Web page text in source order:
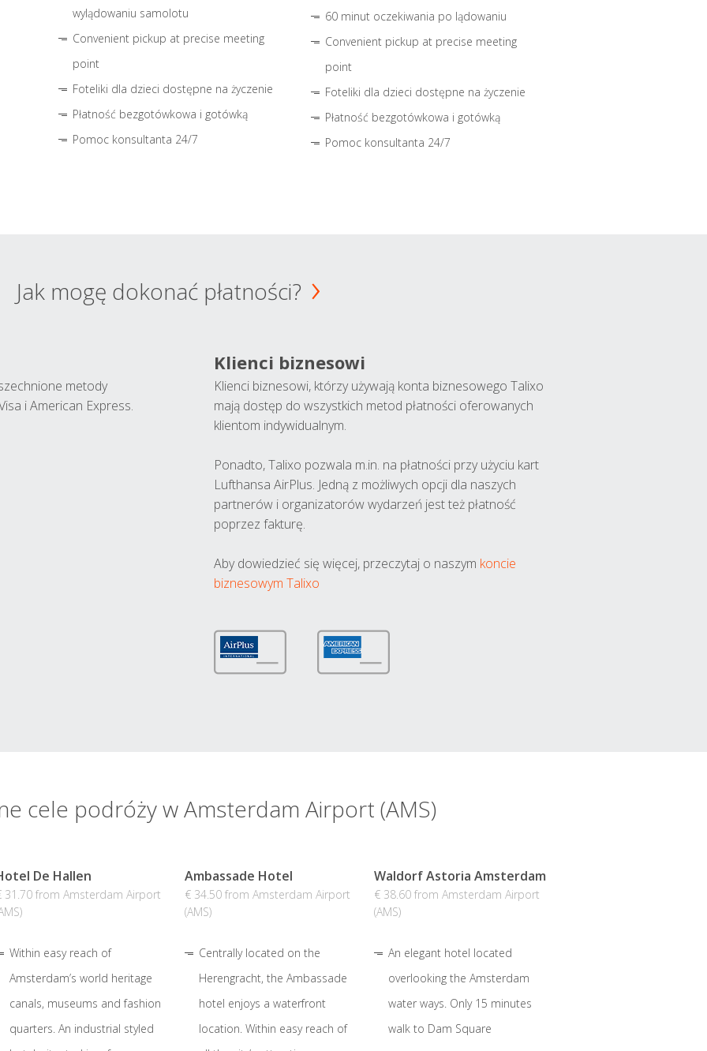
wylądowaniu samolotu
Convenient pickup at precise meeting
point
Foteliki dla dzieci dostępne na życzenie
Płatność bezgotówkowa i gotówką
Pomoc konsultanta 24/7
60 minut oczekiwania po lądowaniu
Convenient pickup at precise meeting
point
Foteliki dla dzieci dostępne na życzenie
Płatność bezgotówkowa i gotówką
Pomoc konsultanta 24/7
Jak mogę dokonać płatności?
metody
i American Express.
Klienci biznesowi
Klienci biznesowi, którzy używają konta biznesowego Talixo
mają dostęp do wszystkich metod płatności oferowanych
klientom indywidualnym.
Ponadto, Talixo pozwala m.in. na płatności przy użyciu kart
Lufthansa AirPlus. Jedną z możliwych opcji dla naszych
partnerów i organizatorów wydarzeń jest też płatność
poprzez fakturę.
Aby dowiedzieć się więcej, przeczytaj o naszym koncie
biznesowym Talixo
cele podróży w Amsterdam Airport (AMS)
De Hallen
31.70 from Amsterdam Airport
Within easy reach of
Amsterdam’s world heritage
canals, museums and fashion
quarters. An industrial styled
Ambassade Hotel
€ 34.50 from Amsterdam Airport
(AMS)
Centrally located on the
Herengracht, the Ambassade
hotel enjoys a waterfront
location. Within easy reach of
Waldorf Astoria Amsterdam
€ 38.60 from Amsterdam Airport
(AMS)
An elegant hotel located
overlooking the Amsterdam
water ways. Only 15 minutes
walk to Dam Square